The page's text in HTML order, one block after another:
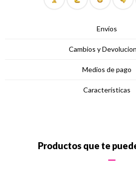
Envíos
Cambios y
Medios de pago
Características
Productos que te